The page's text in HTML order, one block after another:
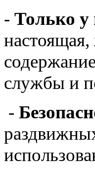
- Только у
службы и
-